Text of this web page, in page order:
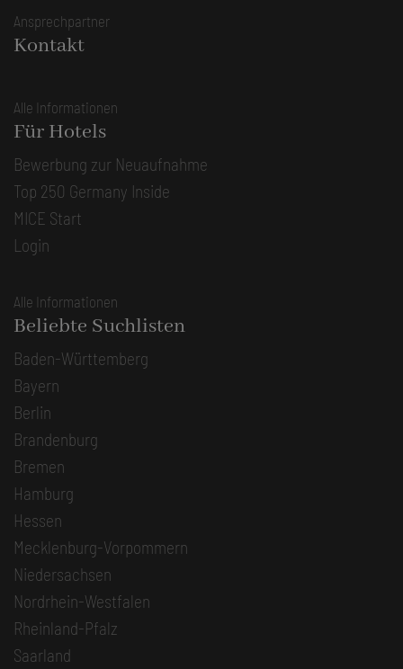
Ansprechpartner
Kontakt
Alle Informationen
Für Hotels
Bewerbung zur Neuaufnahme
Top 250 Germany Inside
MICE Start
Login
Alle Informationen
Beliebte Suchlisten
Baden-Württemberg
Bayern
Berlin
Brandenburg
Bremen
Hamburg
Hessen
Mecklenburg-Vorpommern
Niedersachsen
Nordrhein-Westfalen
Rheinland-Pfalz
Saarland